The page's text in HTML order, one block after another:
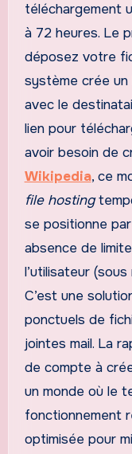
téléchargement
à 72 heures. Le
déposez votre
système crée
avec le
lien pour
avoir besoin de
Wikipedia, ce
file hosting
se positionne
absence de
l’utilisateur
C’est une
ponctuels de
jointes mail. La
de compte à
un monde où le
fonctionnement
optimisée pour